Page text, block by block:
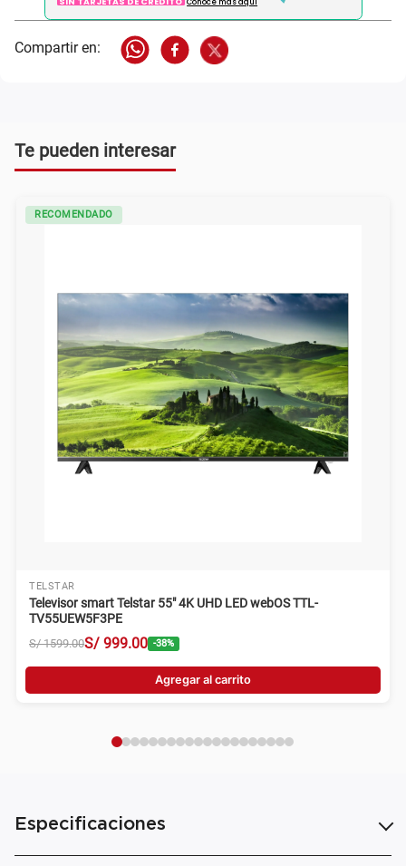
Te pueden interesar
RECOMENDADO
TELSTAR
Televisor smart Telstar 55" 4K UHD LED webOS TTL-
TV55UEW5F3PE
S/ 1599.00S/ 999.00 -38%
Agregar al carrito
Especificaciones